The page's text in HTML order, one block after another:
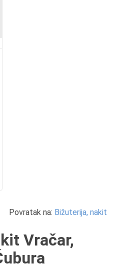
Povratak na: Bižuterija, nakit
Vračar,